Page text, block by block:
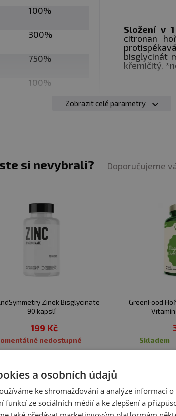
Vhodné zejména pro sportovce.
Není určeno pro děti, těhotné a kojící
do 25 °C mimo dosah přímého
škody vzniklé nevhodným použitím nebo
: Alergeny ve složení produktutučně
100%
300%
750%
100%
Složení v
citronan
bisglycinát
křemičitý.
Zobrazit celé parametry
si nevybrali? Doporučujeme
Zinek Bisglycinate
90 kapslí
199 Kč
Momentálně nedostupné
GreenFood
skladem
Zobrazit všechny produkty v akci
a osobních údajů
ke shromažďování a analýze informací
funkcí ze sociálních médií a ke zlepšení a